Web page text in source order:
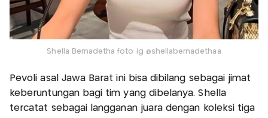
Shella Bernadetha foto ig @shellabernadethaa
Pevoli asal Jawa Barat ini bisa dibilang sebagai jimat
keberuntungan bagi tim yang dibelanya. Shella
tercatat sebagai langganan juara dengan koleksi tiga